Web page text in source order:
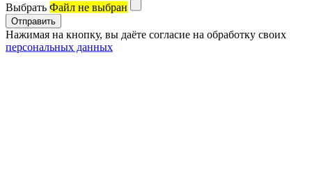
Выбрать Файл не выбран
Нажимая на кнопку, вы даёте согласие на обработку своих
персональных данных